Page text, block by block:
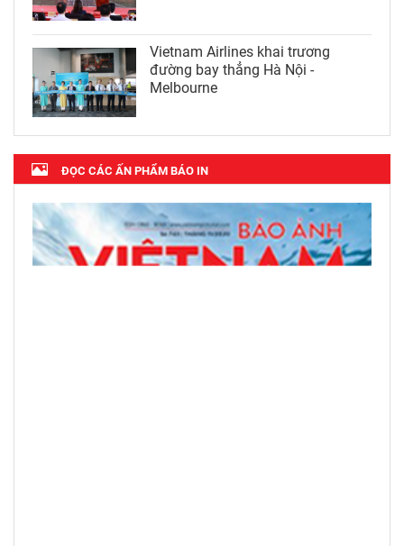
Vietnam Airlines khai trương
đường bay thẳng Hà Nội -
Melbourne
ĐỌC CÁC ẤN PHẨM BÁO IN